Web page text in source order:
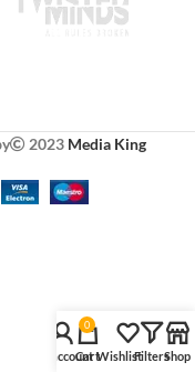
2023 Media King
Shop
Filters
Wishlist
0
Cart
My account